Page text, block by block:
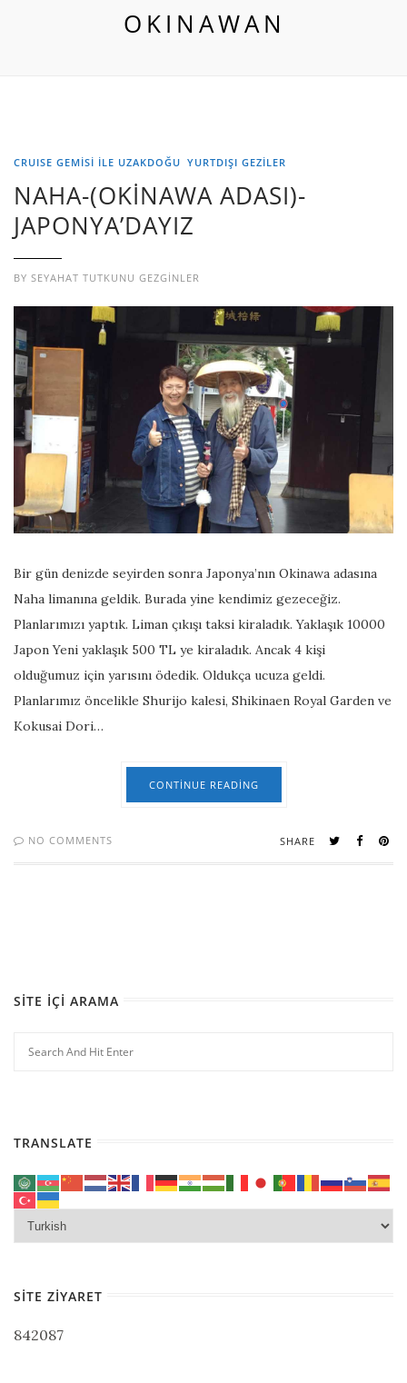
OKINAWAN
CRUISE GEMİSİ İLE UZAKDOĞU YURTDIŞI GEZILER
NAHA-(OKİNAWA ADASI)-
JAPONYA’DAYIZ
BY SEYAHAT TUTKUNU GEZGINLER
Bir gün denizde seyirden sonra Japonya’nın Okinawa adasına
Naha limanına geldik. Burada yine kendimiz gezeceğiz.
Planlarımızı yaptık. Liman çıkışı taksi kiraladık. Yaklaşık 10000
Japon Yeni yaklaşık 500 TL ye kiraladık. Ancak 4 kişi
olduğumuz için yarısını ödedik. Oldukça ucuza geldi.
Planlarımız öncelikle Shurijo kalesi, Shikinaen Royal Garden ve
Kokusai Dori…
CONTINUE READING
NO COMMENTS SHARE
SITE İÇI ARAMA
TRANSLATE
SITE ZIYARET
842087